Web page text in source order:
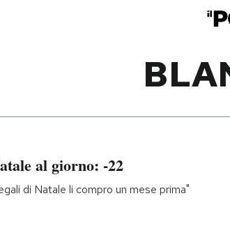
al giorno: -22
di Natale li compro un mese prima"